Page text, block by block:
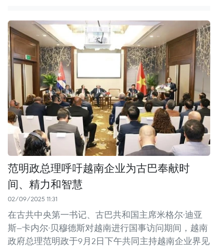
范明政总理呼吁越南企业为古巴奉献时
间、精力和智慧
02/09/2025 11:31
在古共中央第一书记、古巴共和国主席米格尔·迪亚
斯—卡内尔·贝穆德斯对越南进行国事访问期间，越南
政府总理范明政于9月2日下午共同主持越南企业界见